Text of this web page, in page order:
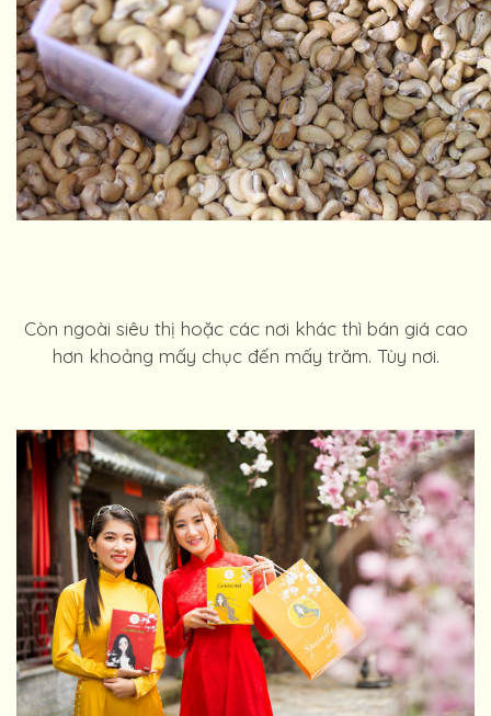
Còn ngoài siêu thị hoặc các nơi khác thì bán giá cao
hơn khoảng mấy chục đến mấy trăm. Tùy nơi.